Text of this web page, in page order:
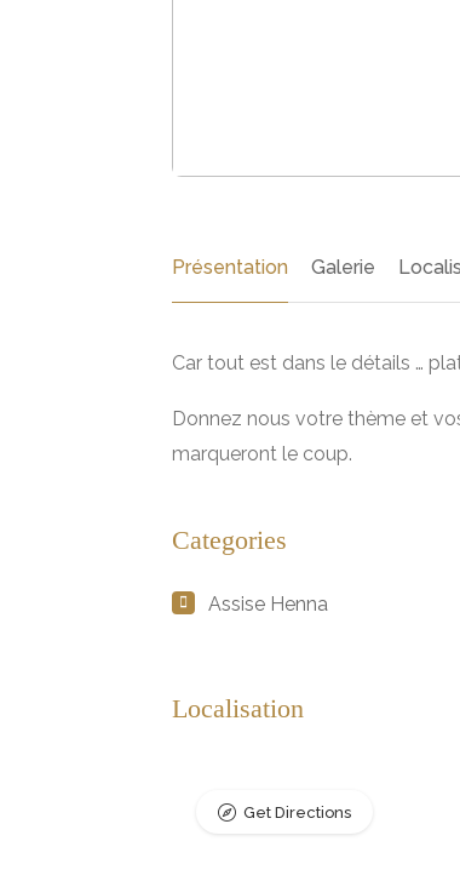
Présentation Galerie
Car tout est dans le détails …
Donnez nous votre thème et
marqueront le coup.
Categories
Assise Henna
Localisation
Get Directions